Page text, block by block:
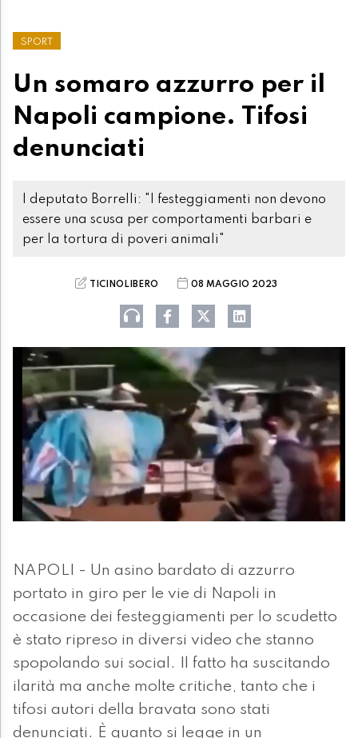
SPORT
Un somaro azzurro per il
Napoli campione. Tifosi
denunciati
I deputato Borrelli: "I festeggiamenti non devono
essere una scusa per comportamenti barbari e
per la tortura di poveri animali"
TICINOLIBERO 08 MAGGIO 2023
NAPOLI - Un asino bardato di azzurro
portato in giro per le vie di Napoli in
occasione dei festeggiamenti per lo scudetto
è stato ripreso in diversi video che stanno
spopolando sui social. Il fatto ha suscitando
ilarità ma anche molte critiche, tanto che i
tifosi autori della bravata sono stati
denunciati. È quanto si legge in un